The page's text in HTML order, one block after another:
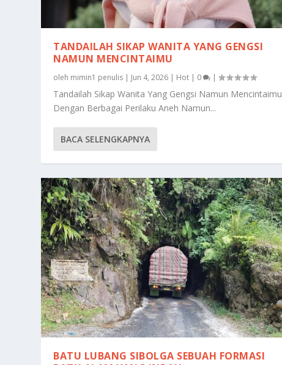
TANDAILAH SIKAP WANITA YANG GENGSI
NAMUN MENCINTAIMU
oleh mimin1 penulis | Jun 4, 2026 | Hot | 0 |
Tandailah Sikap Wanita Yang Gengsi Namun Mencintaimu
Dengan Berbagai Perilaku Aneh Namun...
BACA SELENGKAPNYA
BATU LUBANG SIBOLGA SEBUAH FORMASI